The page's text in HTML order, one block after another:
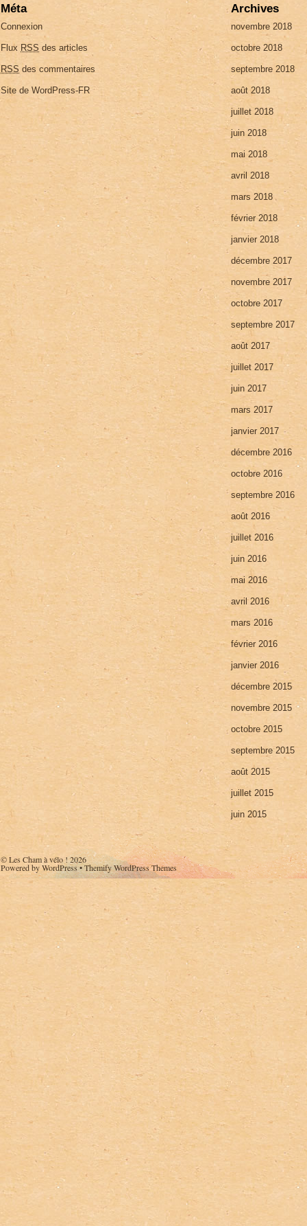
Méta
Connexion
Flux RSS des articles
RSS des commentaires
Site de WordPress-FR
Archives
novembre 2018
octobre 2018
septembre 2018
août 2018
juillet 2018
juin 2018
mai 2018
avril 2018
mars 2018
février 2018
janvier 2018
décembre 2017
novembre 2017
octobre 2017
septembre 2017
août 2017
juillet 2017
juin 2017
mars 2017
janvier 2017
décembre 2016
octobre 2016
septembre 2016
août 2016
juillet 2016
juin 2016
mai 2016
avril 2016
mars 2016
février 2016
janvier 2016
décembre 2015
novembre 2015
octobre 2015
septembre 2015
août 2015
juillet 2015
juin 2015
©Les Cham à vélo !2026
Powered byWordPress•Themify WordPress Themes